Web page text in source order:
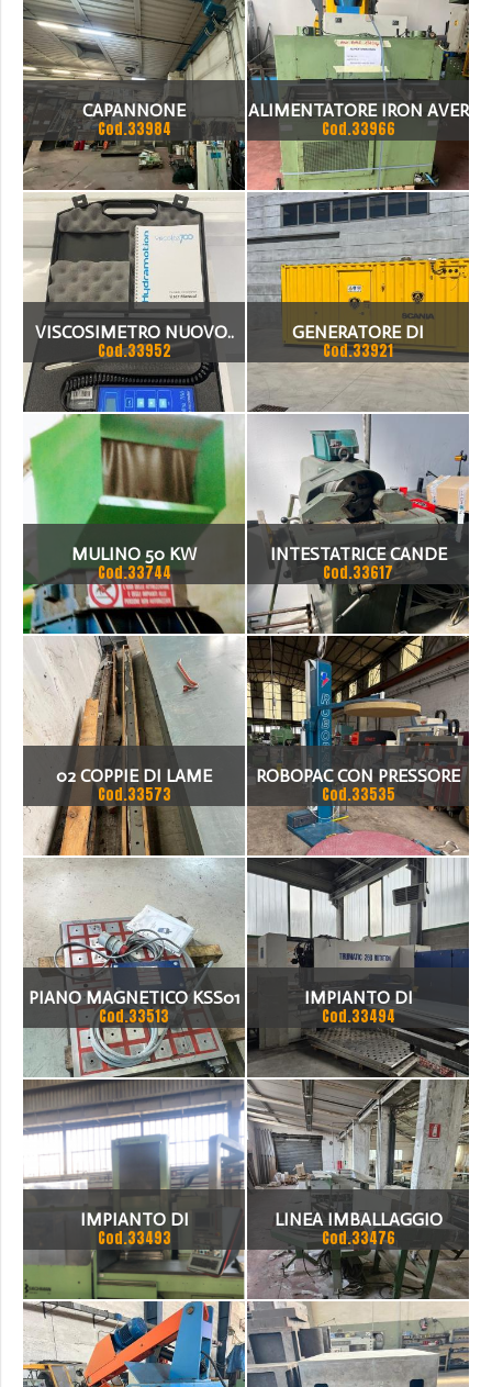
CAPANNONE
Cod.33984
ALIMENTATORE IRON AVER
100
Cod.33966
VISCOSIMETRO NUOVO..
VISCOLITE 700
HYDRAMOTION
Cod.33952
GENERATORE DI
CORRENTE
Cod.33921
MULINO 50 KW
Cod.33744
INTESTATRICE CANDE
Cod.33617
02 COPPIE DI LAME
LUNGHEZZA €1500
Cod.33573
ROBOPAC CON PRESSORE
PNEUMATICO
Cod.33535
PIANO MAGNETICO KSS01
Cod.33513
IMPIANTO DI
PUNZONATIRA TRUMPF -
TRUMATIC TC 260
3000X1250
Cod.33494
IMPIANTO DI
PUNZONATURA TRUMPF
TRUMATIC TC 260
3000X1250
Cod.33493
LINEA IMBALLAGGIO
Cod.33476